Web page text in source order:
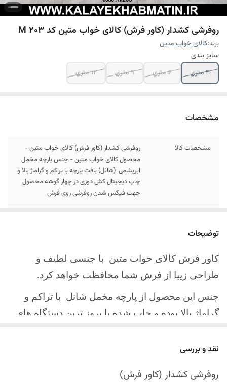
روفرشی کشدار (کاور فرش) کالای خواب متین کد M 203
برند:کالای خواب متین
سایز بندی
4 متری
6 متری 9 متری 12 متری
مشخصات
مشخصات کالا
روفرشی کشدار (کاور فرش) کالای خواب متین -
محصول کالای خواب متین - جنس پارچه مخمل
ابریشمی (شانل) بافت پارچه با تراکم و گراماژ بالا و
چاپ دیجیتال کش دوزی در چهار گوشه محصول
جهت فیکس شدن روفرشی روی فرش
ارسال کالا
آینده
توضیحات
کاور فرش کالای خواب متین با جنسی لطیف و
طراحی زیبا از فرش شما محافظت خواهد کرد.
جنس این محصول از پارچه مخمل شانل با تراکم و
گراماژ بالا بوده و چاپ شده با بروز ترین دستگاه های
چهار گوشه این محصول با کش باکیفیت دوخته‌شده
نقد و بررسی
روفرشی کشدار (کاور فرش)